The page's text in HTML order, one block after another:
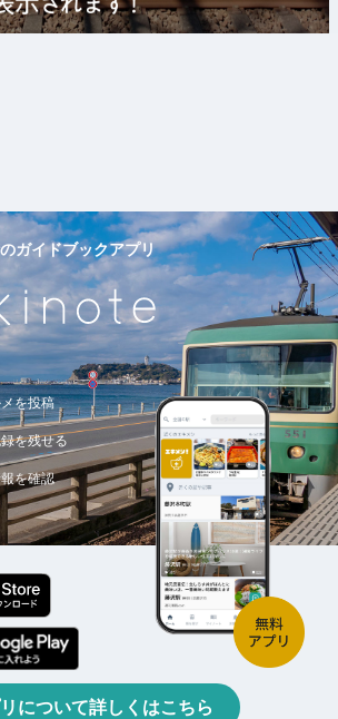
ガイドブックアプリ
を投稿
を残せる
を確認
について詳しくはこちら